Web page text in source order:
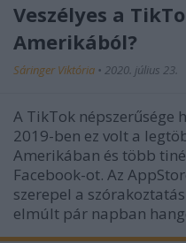
Veszélyes a
Amerikából?
Sáringer Viktória • 2020. július 23.
A TikTok népszerűsége
2019-ben ez volt a
Amerikában és több
Facebook-ot. Az
szerepel a
elmúlt pár napban